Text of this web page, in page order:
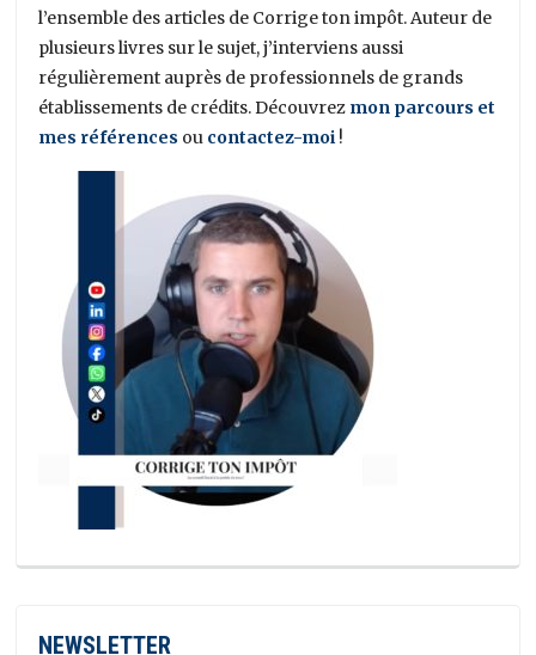
l’ensemble des articles de Corrige ton impôt. Auteur de
plusieurs livres sur le sujet, j’interviens aussi
régulièrement auprès de professionnels de grands
établissements de crédits. Découvrez mon parcours et
mes références ou contactez-moi !
NEWSLETTER